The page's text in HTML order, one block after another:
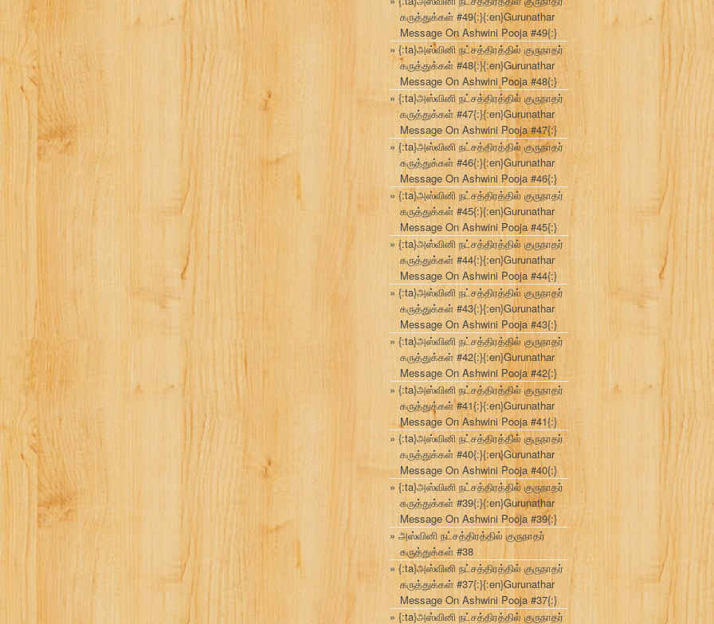
கருத்துக்கள் #49{:}{:en}Gurunathar
Message On Ashwini Pooja #49{:}
{:ta}அஸ்வினி நட்சத்திரத்தில் குருநாதர்
கருத்துக்கள் #48{:}{:en}Gurunathar
Message On Ashwini Pooja #48{:}
{:ta}அஸ்வினி நட்சத்திரத்தில் குருநாதர்
கருத்துக்கள் #47{:}{:en}Gurunathar
Message On Ashwini Pooja #47{:}
{:ta}அஸ்வினி நட்சத்திரத்தில் குருநாதர்
கருத்துக்கள் #46{:}{:en}Gurunathar
Message On Ashwini Pooja #46{:}
{:ta}அஸ்வினி நட்சத்திரத்தில் குருநாதர்
கருத்துக்கள் #45{:}{:en}Gurunathar
Message On Ashwini Pooja #45{:}
{:ta}அஸ்வினி நட்சத்திரத்தில் குருநாதர்
கருத்துக்கள் #44{:}{:en}Gurunathar
Message On Ashwini Pooja #44{:}
{:ta}அஸ்வினி நட்சத்திரத்தில் குருநாதர்
கருத்துக்கள் #43{:}{:en}Gurunathar
Message On Ashwini Pooja #43{:}
{:ta}அஸ்வினி நட்சத்திரத்தில் குருநாதர்
கருத்துக்கள் #42{:}{:en}Gurunathar
Message On Ashwini Pooja #42{:}
{:ta}அஸ்வினி நட்சத்திரத்தில் குருநாதர்
கருத்துக்கள் #41{:}{:en}Gurunathar
Message On Ashwini Pooja #41{:}
{:ta}அஸ்வினி நட்சத்திரத்தில் குருநாதர்
கருத்துக்கள் #40{:}{:en}Gurunathar
Message On Ashwini Pooja #40{:}
{:ta}அஸ்வினி நட்சத்திரத்தில் குருநாதர்
கருத்துக்கள் #39{:}{:en}Gurunathar
Message On Ashwini Pooja #39{:}
அஸ்வினி நட்சத்திரத்தில் குருநாதர்
கருத்துக்கள் #38
{:ta}அஸ்வினி நட்சத்திரத்தில் குருநாதர்
கருத்துக்கள் #37{:}{:en}Gurunathar
Message On Ashwini Pooja #37{:}
{:ta}அஸ்வினி நட்சத்திரத்தில் குருநாதர்